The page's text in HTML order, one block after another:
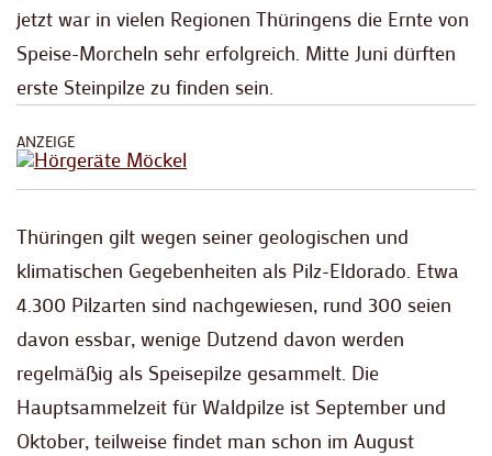
jetzt war in vielen Regionen Thüringens die Ernte von
Speise-Morcheln sehr erfolgreich. Mitte Juni dürften
erste Steinpilze zu finden sein.
ANZEIGE
Thüringen gilt wegen seiner geologischen und
klimatischen Gegebenheiten als Pilz-Eldorado. Etwa
4.300 Pilzarten sind nachgewiesen, rund 300 seien
davon essbar, wenige Dutzend davon werden
regelmäßig als Speisepilze gesammelt. Die
Hauptsammelzeit für Waldpilze ist September und
Oktober, teilweise findet man schon im August